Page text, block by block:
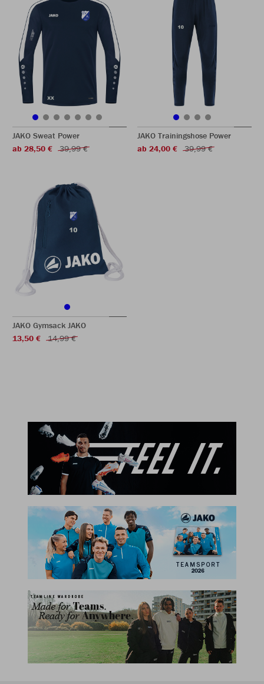
JAKO Sweat Power
ab 28,50 €
39,99 €
JAKO Trainingshose Power
ab 24,00 €
39,99 €
JAKO Gymsack JAKO
13,50 €
14,99 €